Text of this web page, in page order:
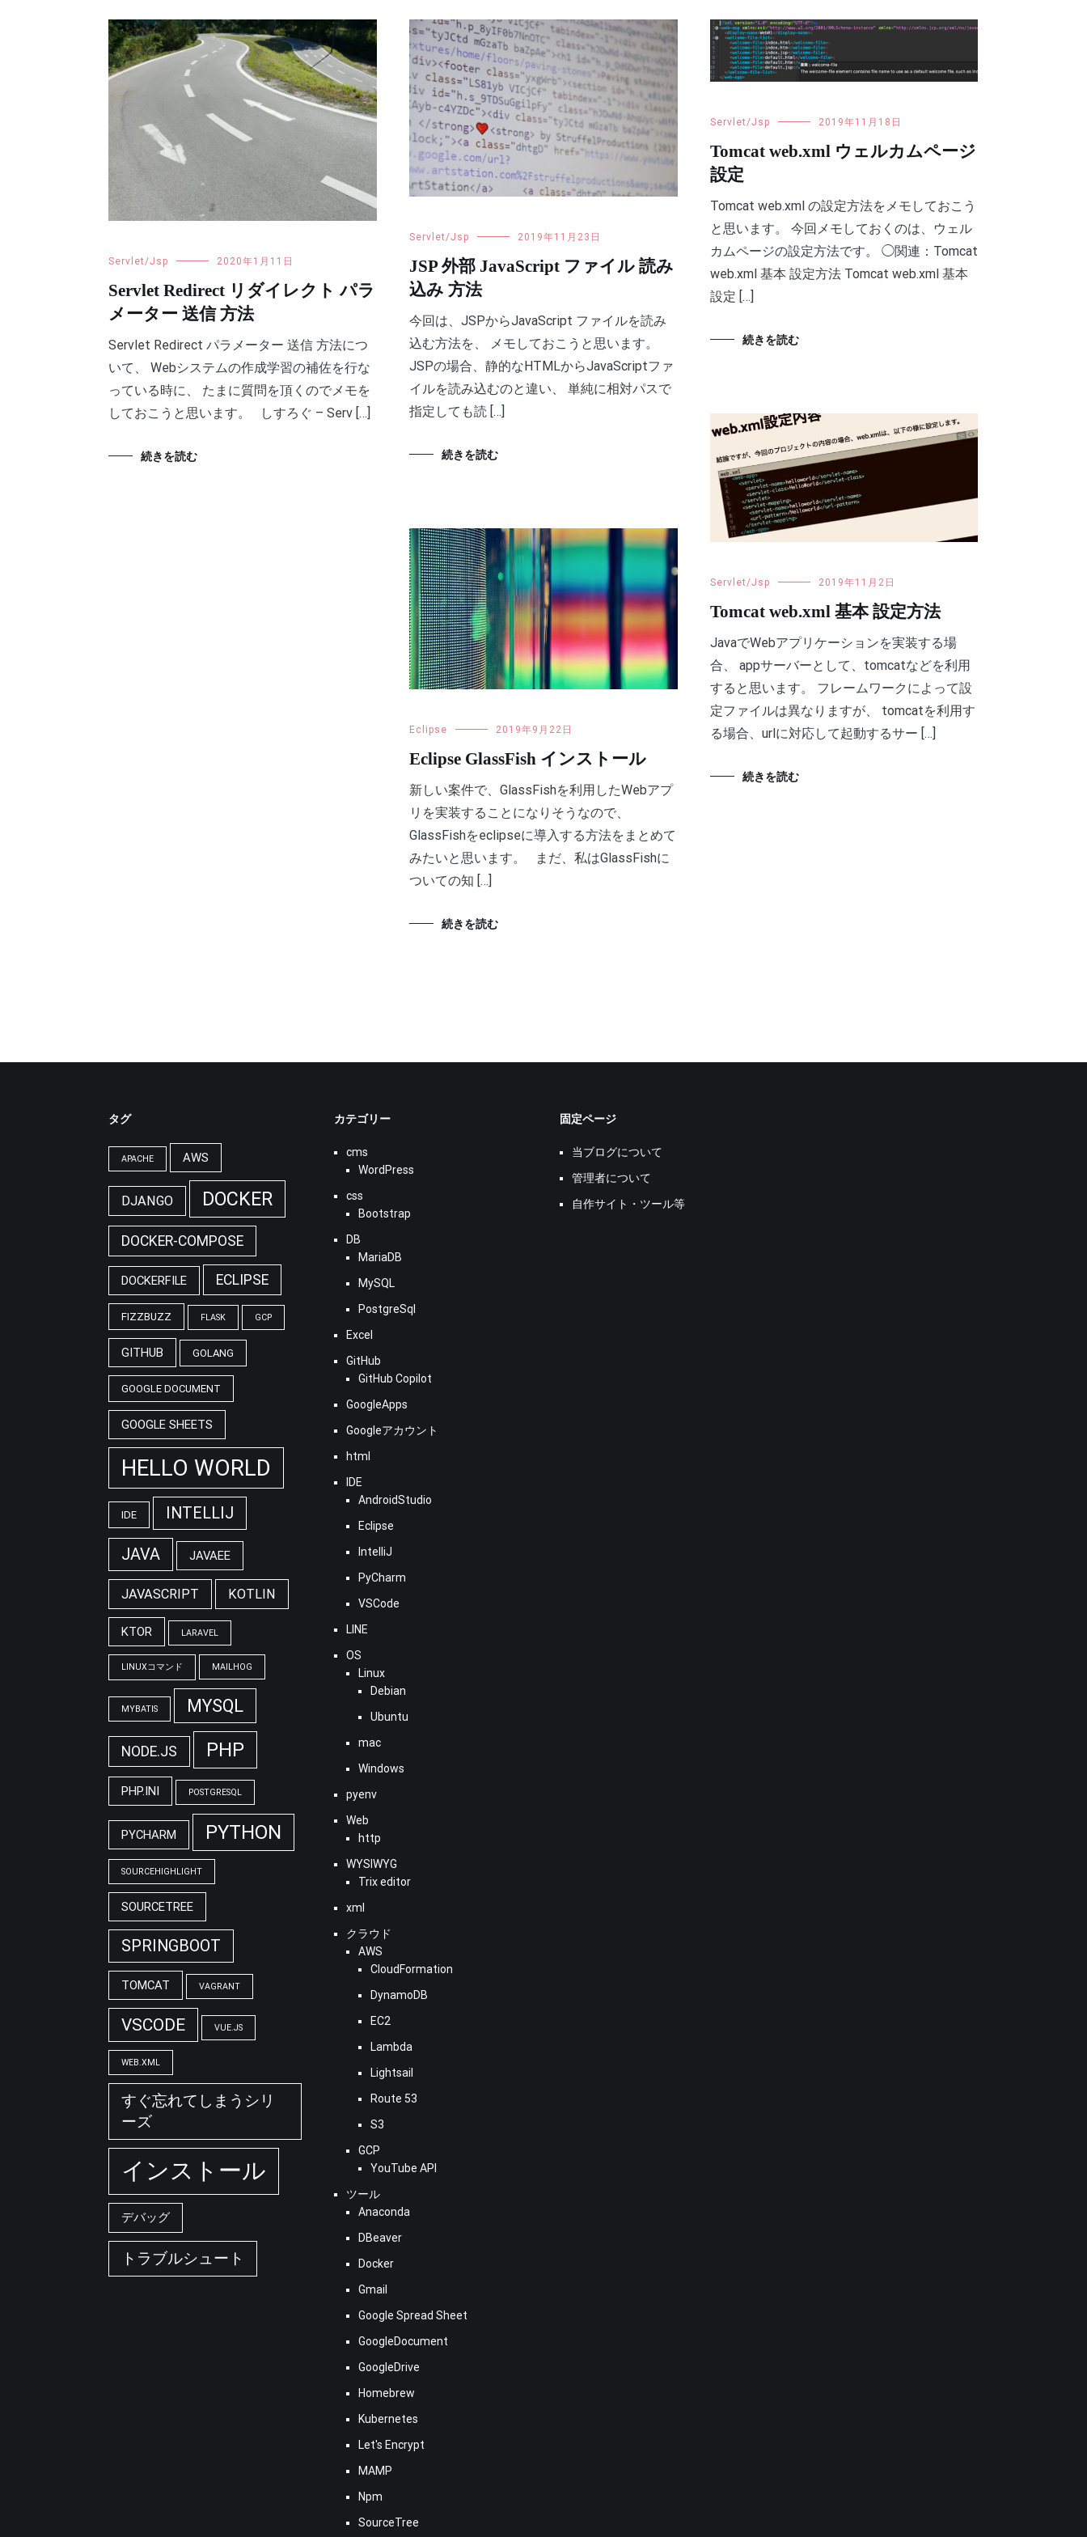
Servlet/Jsp 2020年1月11日
Servlet Redirect リダイレクト パラ
メーター 送信 方法
Servlet Redirect パラメーター 送信 方法につ
いて、 Webシステムの作成学習の補佐を行な
っている時に、 たまに質問を頂くのでメモを
しておこうと思います。 しすろぐ – Serv […]
続きを読む
Servlet/Jsp 2019年11月23日
JSP 外部 JavaScript ファイル 読み
込み 方法
今回は、JSPからJavaScript ファイルを読み
込む方法を、 メモしておこうと思います。
JSPの場合、静的なHTMLからJavaScriptファ
イルを読み込むのと違い、 単純に相対パスで
指定しても読 […]
続きを読む
Servlet/Jsp 2019年11月18日
Tomcat web.xml ウェルカムページ
設定
Tomcat web.xml の設定方法をメモしておこう
と思います。 今回メモしておくのは、ウェル
カムページの設定方法です。 ◯関連：Tomcat
web.xml 基本 設定方法 Tomcat web.xml 基本
設定 […]
続きを読む
Servlet/Jsp 2019年11月2日
Tomcat web.xml 基本 設定方法
JavaでWebアプリケーションを実装する場
合、 appサーバーとして、tomcatなどを利用
すると思います。 フレームワークによって設
定ファイルは異なりますが、 tomcatを利用す
る場合、urlに対応して起動するサー […]
続きを読む
Eclipse 2019年9月22日
Eclipse GlassFish インストール
新しい案件で、GlassFishを利用したWebアプ
リを実装することになりそうなので、
GlassFishをeclipseに導入する方法をまとめて
みたいと思います。 まだ、私はGlassFishに
ついての知 […]
続きを読む
タグ
APACHE AWS
DJANGO DOCKER
DOCKER-COMPOSE
DOCKERFILE ECLIPSE
FIZZBUZZ FLASK GCP
GITHUB GOLANG
GOOGLE DOCUMENT
GOOGLE SHEETS
HELLO WORLD
IDE INTELLIJ
JAVA JAVAEE
JAVASCRIPT KOTLIN
KTOR LARAVEL
LINUXコマンド MAILHOG
MYBATIS MYSQL
NODE.JS PHP
PHP.INI POSTGRESQL
PYCHARM PYTHON
SOURCEHIGHLIGHT
SOURCETREE
SPRINGBOOT
TOMCAT VAGRANT
VSCODE VUE.JS
WEB.XML
すぐ忘れてしまうシリ
ーズ
インストール
デバッグ
トラブルシュート
カテゴリー
cms
WordPress
css
Bootstrap
DB
MariaDB
MySQL
PostgreSql
Excel
GitHub
GitHub Copilot
GoogleApps
Googleアカウント
html
IDE
AndroidStudio
Eclipse
IntelliJ
PyCharm
VSCode
LINE
OS
Linux
Debian
Ubuntu
mac
Windows
pyenv
Web
http
WYSIWYG
Trix editor
xml
クラウド
AWS
CloudFormation
DynamoDB
EC2
Lambda
Lightsail
Route 53
S3
GCP
YouTube API
ツール
Anaconda
DBeaver
Docker
Gmail
Google Spread Sheet
GoogleDocument
GoogleDrive
Homebrew
Kubernetes
Let's Encrypt
MAMP
Npm
SourceTree
固定ページ
当ブログについて
管理者について
自作サイト・ツール等